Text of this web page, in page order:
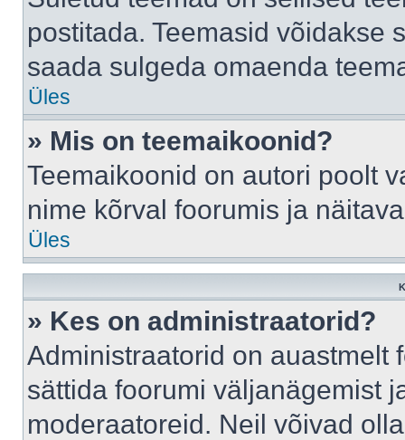
postitada. Teemasid võidakse
saada sulgeda omaenda
Üles
» Mis on teemaikoonid?
Teemaikoonid on autori poolt
nime kõrval foorumis ja
Üles
» Kes on administraatorid?
Administraatorid on auastmelt
sättida foorumi väljanägemist
moderaatoreid. Neil võivad